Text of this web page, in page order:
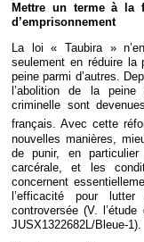
Mettre un terme à la
d’emprisonnement
La loi « Taubira »
seulement en réduire la
peine parmi d’autres.
l’abolition de la
criminelle sont
français. Avec cette
nouvelles manières,
de punir, en
carcérale, et les
concernent
l’efficacité pour
controversée (V.
JUSX1322682L/Bleue-1).